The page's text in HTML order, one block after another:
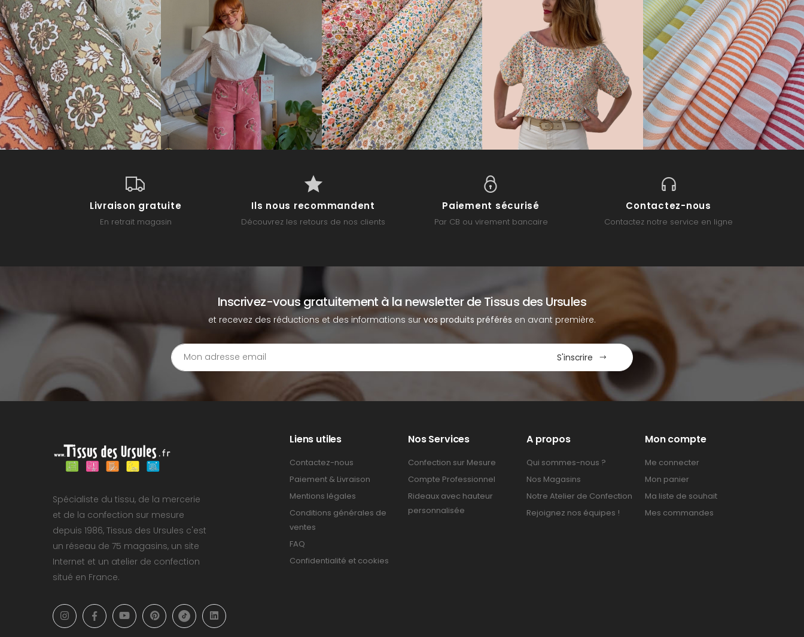
Livraison gratuite
En retrait magasin
Ils nous recommandent
Découvrez les retours de nos clients
Paiement sécurisé
Par CB ou virement bancaire
Contactez-nous
Contactez notre service en ligne
Inscrivez-vous gratuitement à la newsletter de Tissus des Ursules
et recevez des réductions et des informations survos produits préférés en avant première.
S'inscrire
Spécialiste du tissu, de la mercerie
et de la confection sur mesure
depuis 1986, Tissus des Ursules c'est
un réseau de 75 magasins, un site
Internet et un atelier de confection
situé en France.
Liens utiles
Contactez-nous
Paiement & Livraison
Mentions légales
Conditions générales de
ventes
FAQ
Confidentialité et cookies
Nos Services
Confection sur Mesure
Compte Professionnel
Rideaux avec hauteur
personnalisée
A propos
Qui sommes-nous ?
Nos Magasins
Notre Atelier de Confection
Rejoignez nos équipes !
Mon compte
Me connecter
Mon panier
Ma liste de souhait
Mes commandes